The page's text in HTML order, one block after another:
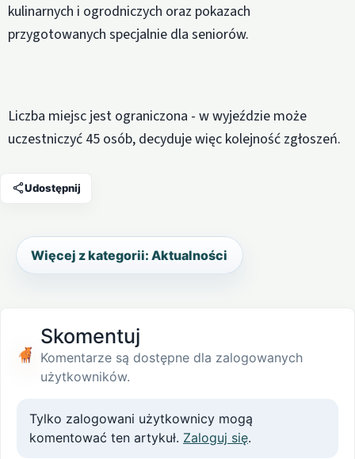
kulinarnych i ogrodniczych oraz pokazach
przygotowanych specjalnie dla seniorów.
Liczba miejsc jest ograniczona - w wyjeździe może
uczestniczyć 45 osób, decyduje więc kolejność zgłoszeń.
Udostępnij
Więcej z kategorii: Aktualności
Skomentuj
Komentarze są dostępne dla zalogowanych
użytkowników.
Tylko zalogowani użytkownicy mogą
komentować ten artykuł. Zaloguj się.